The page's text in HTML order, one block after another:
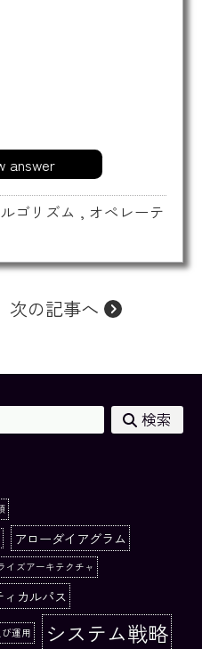
answer
ゴリズム , オペレーテ
次の記事へ
検索
アローダイアグラム
イズアーキテクチャ
ィカルパス
運用 システム戦略